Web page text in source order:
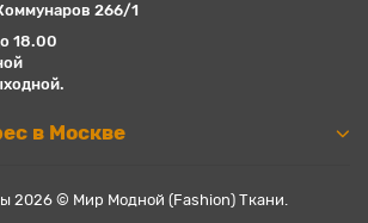
266/1
18.00
в Москве
2026 © Мир Модной (Fashion) Ткани.